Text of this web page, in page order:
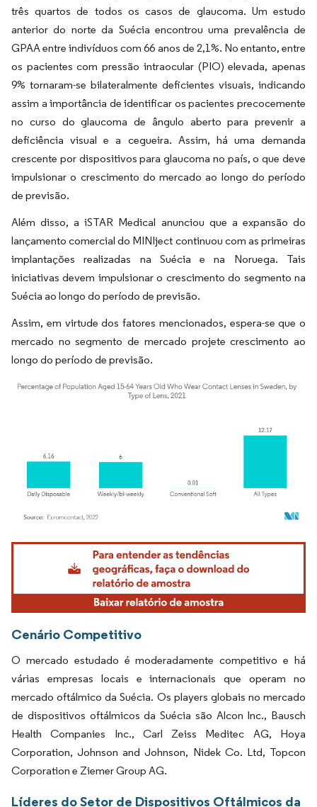
três quartos de todos os casos de glaucoma. Um estudo
anterior do norte da Suécia encontrou uma prevalência de
GPAA entre indivíduos com 66 anos de 2,1%. No entanto, entre
os pacientes com pressão intraocular (PIO) elevada, apenas
9% tornaram-se bilateralmente deficientes visuais, indicando
assim a importância de identificar os pacientes precocemente
no curso do glaucoma de ângulo aberto para prevenir a
deficiência visual e a cegueira. Assim, há uma demanda
crescente por dispositivos para glaucoma no país, o que deve
impulsionar o crescimento do mercado ao longo do período
de previsão.
Além disso, a iSTAR Medical anunciou que a expansão do
lançamento comercial do MINIject continuou com as primeiras
implantações realizadas na Suécia e na Noruega. Tais
iniciativas devem impulsionar o crescimento do segmento na
Suécia ao longo do período de previsão.
Assim, em virtude dos fatores mencionados, espera-se que o
mercado no segmento de mercado projete crescimento ao
longo do período de previsão.
Imagem © Mordor Intelligence. O reuso requer atribuição conforme CC BY 4.0.
Cenário Competitivo
O mercado estudado é moderadamente competitivo e há
várias empresas locais e internacionais que operam no
mercado oftálmico da Suécia. Os players globais no mercado
de dispositivos oftálmicos da Suécia são Alcon Inc., Bausch
Health Companies Inc., Carl Zeiss Meditec AG, Hoya
Corporation, Johnson and Johnson, Nidek Co. Ltd, Topcon
Corporation e Ziemer Group AG.
Líderes do Setor de Dispositivos Oftálmicos da